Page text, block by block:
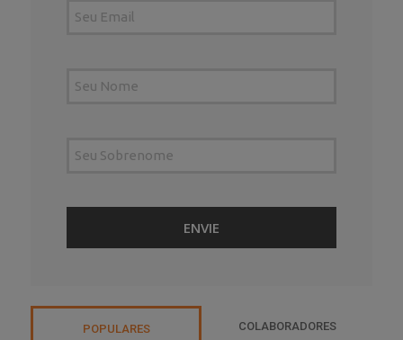
POPULARES COLABORADORES